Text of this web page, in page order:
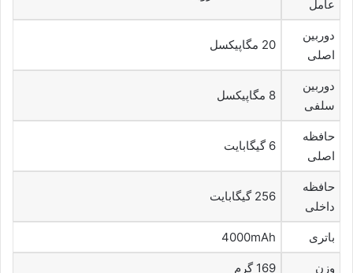
عامل
دوربین
اصلی
20 مگاپیکسل
دوربین
سلفی
8 مگاپیکسل
حافظه
اصلی
6 گیگابایت
حافظه
داخلی
256 گیگابایت
باتری 4000mAh
وزن 169 گرم